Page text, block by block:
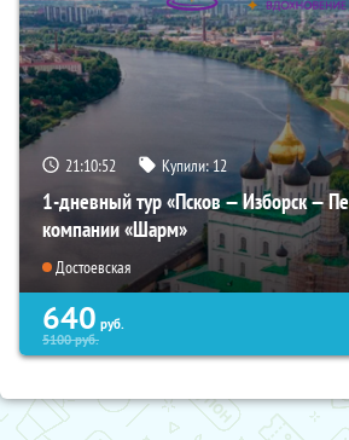
21:10:51 Купили:12
1-дневный тур «Псков — Изборск —
компании «Шарм»
Достоевская
640 руб.
5100руб.